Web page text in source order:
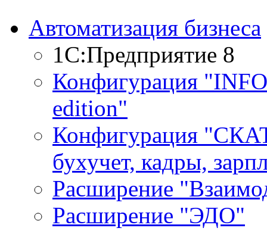
Автоматизация бизнеса
1С:Предприятие 8
Конфигурация
edition"
Конфигурация
бухучет, кадры,
Расширение
Расширение "ЭДО"